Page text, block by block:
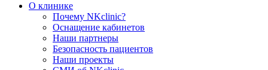
О клинике
Почему NKclinic?
Оснащение кабинетов
Наши партнеры
Безопасность пациентов
Наши проекты